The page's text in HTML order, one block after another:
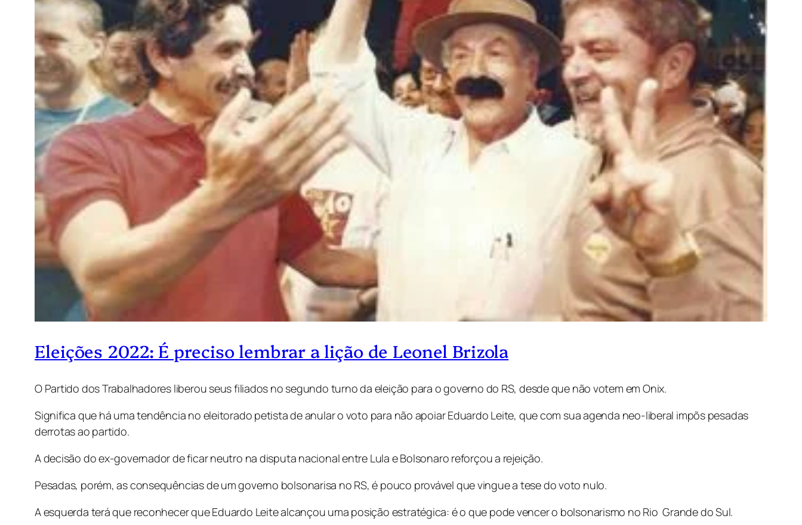
Eleições 2022: É preciso lembrar a lição de Leonel Brizola
O Partido dos Trabalhadores liberou seus filiados no segundo turno da eleição para o governo do RS, desde que não votem em Onix.
Significa que há uma tendência no eleitorado petista de anular o voto para não apoiar Eduardo Leite, que com sua agenda neo-liberal impõs pesadas
derrotas ao partido.
A decisão do ex-governador de ficar neutro na disputa nacional entre Lula e Bolsonaro reforçou a rejeição.
Pesadas, porém, as consequências de um governo bolsonarisa no RS, é pouco provável que vingue a tese do voto nulo.
A esquerda terá que reconhecer que Eduardo Leite alcançou uma posição estratégica: é o que pode vencer o bolsonarismo no Rio Grande do Sul.